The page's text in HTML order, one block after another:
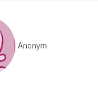
Anonym